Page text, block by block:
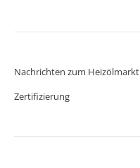
Nachrichten zum Heizölmarkt
Zertifizierung